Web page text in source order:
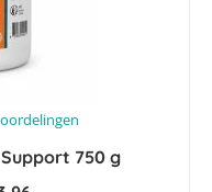
750 g